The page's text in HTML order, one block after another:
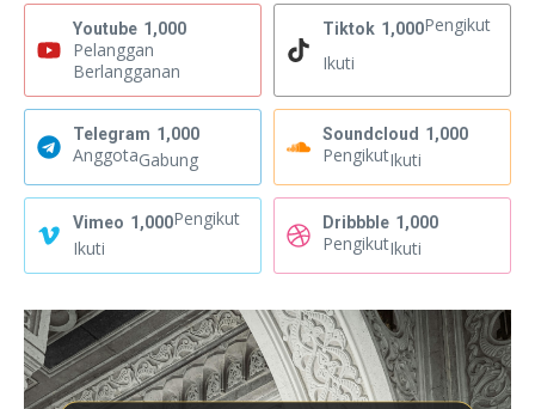
Youtube 1,000
Pelanggan
Berlangganan
Tiktok 1,000Pengikut
Ikuti
Telegram 1,000
AnggotaGabung
Soundcloud 1,000
PengikutIkuti
Vimeo 1,000Pengikut
Ikuti
Dribbble 1,000
PengikutIkuti